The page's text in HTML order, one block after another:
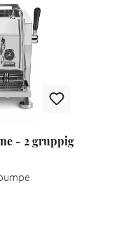
- 2 gruppig